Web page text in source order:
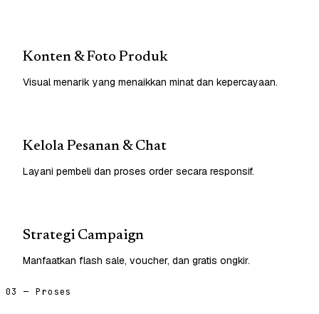
Konten & Foto Produk
Visual menarik yang menaikkan minat dan kepercayaan.
Kelola Pesanan & Chat
Layani pembeli dan proses order secara responsif.
Strategi Campaign
Manfaatkan flash sale, voucher, dan gratis ongkir.
03 — Proses